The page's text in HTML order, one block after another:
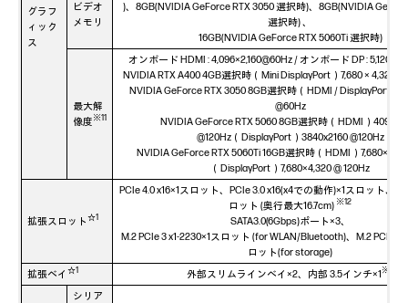
グラフ
ィック
ス
ビデオ
メモリ
)、8GB(NVIDIA GeForce RTX 3050 選択時)、8GB(NVIDIA
選択時) 、
16GB(NVIDIA GeForce RTX 5060Ti 選択時)
最大解
像度※11
オンボード HDMI : 4,096×2,160@60Hz / オンボード DP : 5,120
NVIDIA RTX A400 4GB選択時（Mini DisplayPort）7,680 × 4,320
NVIDIA GeForce RTX 3050 8GB選択時（HDMI / DisplayPort）
@60Hz
NVIDIA GeForce RTX 5060 8GB選択時（HDMI）
@120Hz（DisplayPort）3840x2160 @120Hz
NVIDIA GeForce RTX 5060Ti 16GB選択時（HDMI）
（DisplayPort）7,680×4,320 @ 120Hz
拡張スロット☆1
PCIe 4.0 x16×1スロット、PCIe 3.0 x16(x4での動作)×1スロット、
ロット (奥行最大16.7cm) ※12
SATA3.0(6Gbps)ポート×3、
M.2 PCIe 3 x1-2230×1スロット (for WLAN/Bluetooth)、M.2 PCIe 4
ロット(for storage)
拡張ベイ ☆1 外部スリムラインベイ×2、内部 3.5インチ×1※5
シリア